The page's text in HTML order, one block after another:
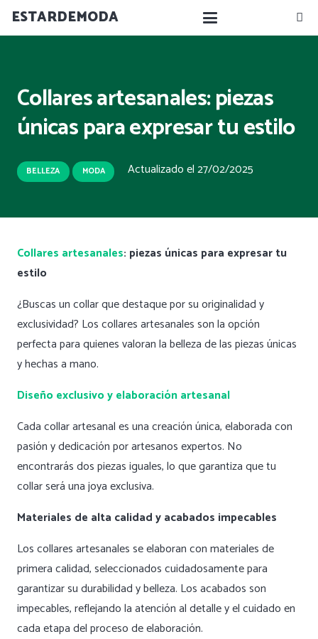
ESTARDEMODA
Collares artesanales: piezas
únicas para expresar tu estilo
BELLEZA MODA Actualizado el27/02/2025
Collares artesanales: piezas únicas para expresar tu
estilo
¿Buscas un collar que destaque por su originalidad y
exclusividad? Los collares artesanales son la opción
perfecta para quienes valoran la belleza de las piezas únicas
y hechas a mano.
Diseño exclusivo y elaboración artesanal
Cada collar artesanal es una creación única, elaborada con
pasión y dedicación por artesanos expertos. No
encontrarás dos piezas iguales, lo que garantiza que tu
collar será una joya exclusiva.
Materiales de alta calidad y acabados impecables
Los collares artesanales se elaboran con materiales de
primera calidad, seleccionados cuidadosamente para
garantizar su durabilidad y belleza. Los acabados son
impecables, reflejando la atención al detalle y el cuidado en
cada etapa del proceso de elaboración.